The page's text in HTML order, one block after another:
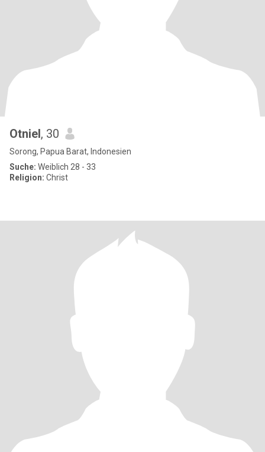
Otniel, 30
Sorong, Papua Barat, Indonesien
Suche: Weiblich 28 - 33
Religion: Christ